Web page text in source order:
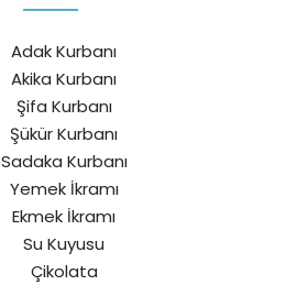
Adak Kurbanı
Akika Kurbanı
Şifa Kurbanı
Şükür Kurbanı
Sadaka Kurbanı
Yemek İkramı
Ekmek İkramı
Su Kuyusu
Çikolata